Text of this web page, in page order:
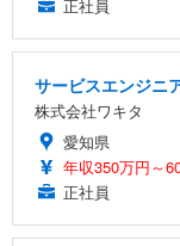
正社員
サービスエンジニ
株式会社ワキタ
愛知県
年収350万円～
正社員